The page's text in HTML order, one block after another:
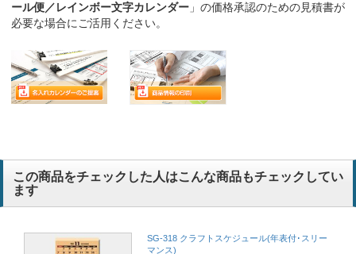
ール便／レインボー文字カレンダー 」の価格承認のための見積書が
必要な場合にご活用ください。
この商品をチェックした人はこんな商品もチェックしてい
ます
SG-318 クラフトスケジュール(年表付･スリー
マンス)